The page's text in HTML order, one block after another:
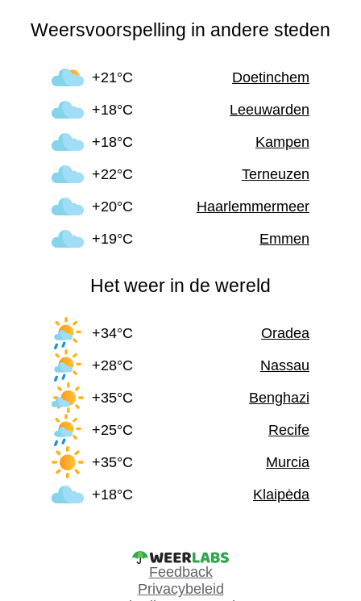
Weersvoorspelling in andere steden
+21°C
Doetinchem
+18°C
Leeuwarden
+18°C
Kampen
+22°C
Terneuzen
+20°C
Haarlemmermeer
+19°C
Emmen
Het weer in de wereld
+34°C
Oradea
+28°C
Nassau
+35°C
Benghazi
+25°C
Recife
+35°C
Murcia
+18°C
Klaipėda
Feedback
Privacybeleid